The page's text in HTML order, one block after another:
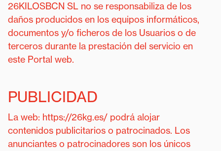
26KILOSBCN SL no se responsabiliza de los
daños producidos en los equipos informáticos,
documentos y/o ficheros de los Usuarios o de
terceros durante la prestación del servicio en
este Portal web.
PUBLICIDAD
La web: https://26kg.es/ podrá alojar
contenidos publicitarios o patrocinados. Los
anunciantes o patrocinadores son los únicos